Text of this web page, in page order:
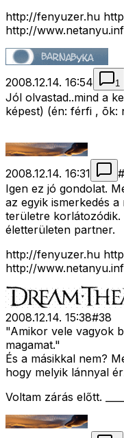
http://fenyuzer.hu
http://
2008.12.14. 16:54 1
Jól olvastad..mind a
képest) (én: férfi , õk:
2008.12.14. 16:31 #
Igen ez jó gondolat.
az egyik ismerkedés
területre korlátozódik.
életterületen partner.
http://fenyuzer.hu
http://
2008.12.14. 15:38#38
"Amikor vele vagyok
magamat."
És a másikkal nem?
hogy melyik lánnyal
Voltam zárás előtt.